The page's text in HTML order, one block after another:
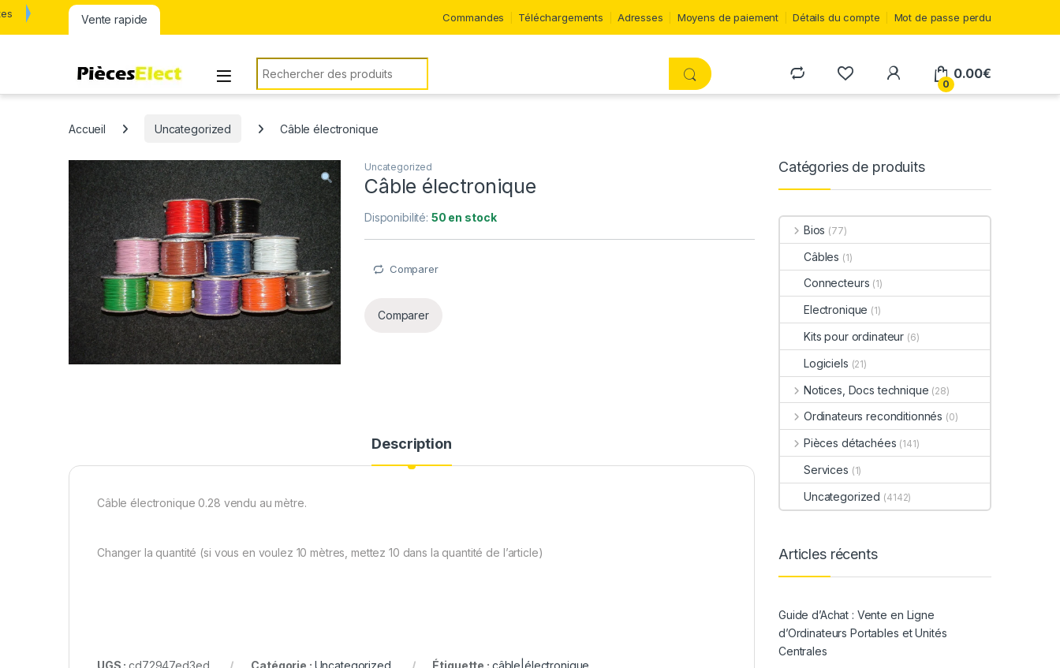
Vente rapide Commandes Téléchargements Adresses Moyens de paiement Détails du compte Mot de passe perdu
Rechercher:
0
0.00€
Accueil Uncategorized Câble électronique
Uncategorized
Câble électronique
Disponibilité: 50 en stock
Comparer
Comparer
Description
Câble électronique 0.28 vendu au mètre.
Changer la quantité (si vous en voulez 10 mètres, mettez 10 dans la quantité de l’article)
Catégories de produits
Bios (77)
Câbles (1)
Connecteurs (1)
Electronique (1)
Kits pour ordinateur (6)
Logiciels (21)
Notices, Docs technique (28)
Ordinateurs reconditionnés (0)
Pièces détachées (141)
Services (1)
Uncategorized (4142)
Articles récents
Guide d’Achat : Vente en Ligne
d’Ordinateurs Portables et Unités
Centrales